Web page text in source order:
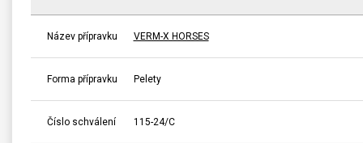
Název přípravku VERM-X HORSES
Forma přípravku Pelety
Číslo schválení 115-24/C